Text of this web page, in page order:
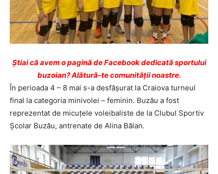
Ştiai că avem o pagină de Facebook dedicată sportului
buzoian? Alătură-te comunității noastre.
În perioada 4 – 8 mai s-a desfășurat la Craiova turneul
final la categoria minivolei – feminin. Buzău a fost
reprezentat de micuțele voleibaliste de la Clubul Sportiv
Școlar Buzău, antrenate de Alina Bălan.